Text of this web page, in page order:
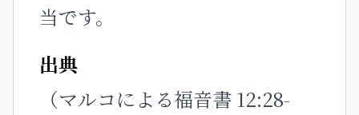
当です。
出典
（マルコによる福音書 12:28-